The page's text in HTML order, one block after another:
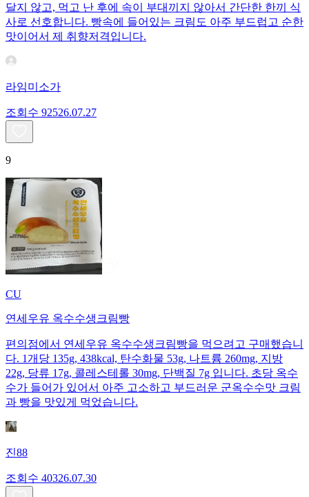
달지 않고, 먹고 난 후에 속이 부대끼지 않아서 간단한 한끼 식
사로 선호합니다. 빵속에 들어있는 크림도 아주 부드럽고 순한
맛이어서 제 취향저격입니다.
라임미소가
조회수 92526.07.27
9
CU
연세우유 옥수수생크림빵
편의점에서 연세우유 옥수수생크림빵을 먹으려고 구매했습니
다. 1개당 135g, 438kcal, 탄수화물 53g, 나트륨 260mg, 지방
22g, 당류 17g, 콜레스테롤 30mg, 단백질 7g 입니다. 초당 옥수
수가 들어가 있어서 아주 고소하고 부드러운 군옥수수맛 크림
과 빵을 맛있게 먹었습니다.
진88
조회수 40326.07.30